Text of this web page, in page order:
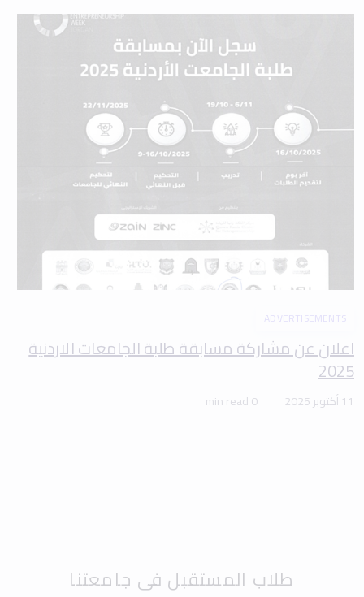
ADVERTISEMENTS
اعلان عن مشاركة مسابقة طلبة الجامعات الاردنية
2025
11 أكتوبر 2025 0 min read
طلاب المستقبل في جامعتنا